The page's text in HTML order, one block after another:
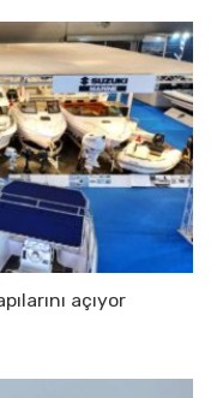
açıyor